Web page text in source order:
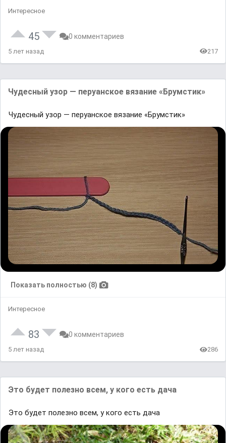
Интересное
45 0 комментариев
5 лет назад 217
Чудесный узор — перуанское вязание «Брумстик»
Чудесный узор — перуанское вязание «Брумстик»
Показать полностью (8)
Интересное
83 0 комментариев
5 лет назад 286
Это будет полезно всем, у кого есть дача
Это будет полезно всем, у кого есть дача